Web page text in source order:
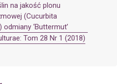
na jakość plonu
(Cucurbita
‘Buttermut’
Tom 28 Nr 1 (2018)